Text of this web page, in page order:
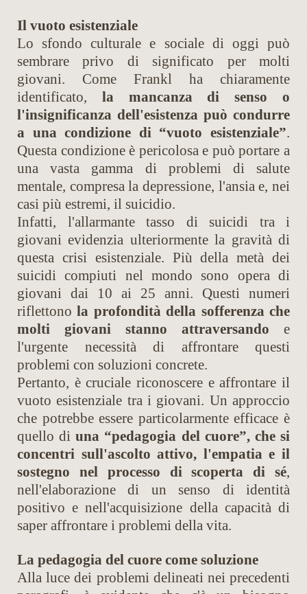
Il vuoto esistenziale
Lo sfondo culturale e sociale di oggi può
sembrare privo di significato per molti
giovani. Come Frankl ha chiaramente
identificato, la mancanza di senso o
l'insignificanza dell'esistenza può condurre
a una condizione di “vuoto esistenziale”.
Questa condizione è pericolosa e può portare a
una vasta gamma di problemi di salute
mentale, compresa la depressione, l'ansia e, nei
casi più estremi, il suicidio.
Infatti, l'allarmante tasso di suicidi tra i
giovani evidenzia ulteriormente la gravità di
questa crisi esistenziale. Più della metà dei
suicidi compiuti nel mondo sono opera di
giovani dai 10 ai 25 anni. Questi numeri
riflettonola profondità della sofferenza che
molti giovani stanno attraversando e
l'urgente necessità di affrontare questi
problemi con soluzioni concrete.
Pertanto, è cruciale riconoscere e affrontare il
vuoto esistenziale tra i giovani. Un approccio
che potrebbe essere particolarmente efficace è
quello diuna “pedagogia del cuore”, che si
concentri sull'ascolto attivo, l'empatia e il
sostegno nel processo di scoperta di sé,
nell'elaborazione di un senso di identità
positivo e nell'acquisizione della capacità di
saper affrontare i problemi della vita.
La pedagogia del cuore come soluzione
Alla luce dei problemi delineati nei precedenti